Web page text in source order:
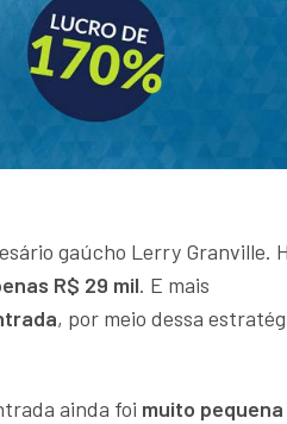
gaúcho Lerry Granville.
R$ 29 mil. E mais
, por meio dessa
ainda foi muito pequena